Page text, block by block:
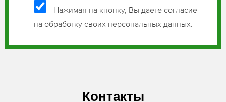
Нажимая на кнопку, Вы даете согласие
на обработку своих персональных данных.
Контакты